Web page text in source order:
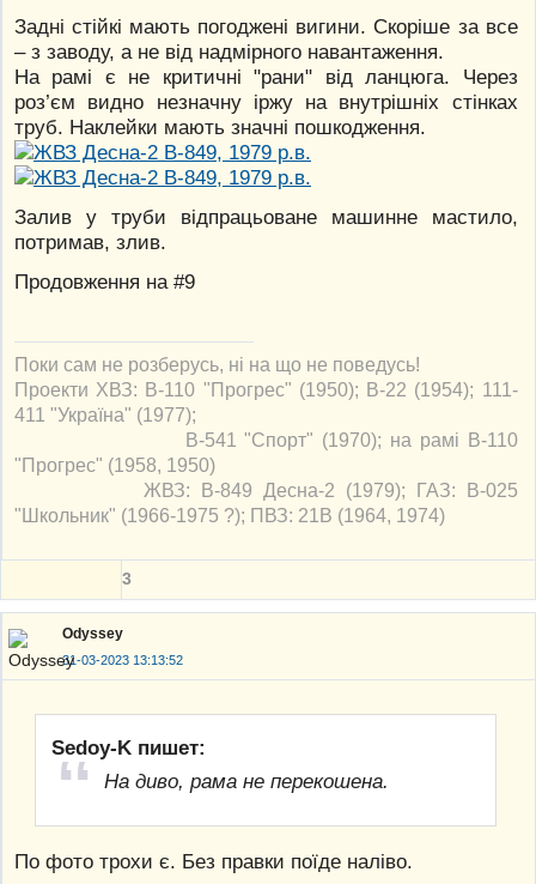
Задні стійкі мають погоджені вигини. Скоріше за все
– з заводу, а не від надмірного навантаження.
На рамі є не критичні "рани" від ланцюга. Через
роз’єм видно незначну іржу на внутрішніх стінках
труб. Наклейки мають значні пошкодження.
Залив у труби відпрацьоване машинне мастило,
потримав, злив.
Продовження на #9
Поки сам не розберусь, ні на що не поведусь!
Проекти ХВЗ: В-110 "Прогрес" (1950); В-22 (1954); 111-
411 "Україна" (1977);
В-541 "Спорт" (1970); на рамі В-110
"Прогрес" (1958, 1950)
ЖВЗ: В-849 Десна-2 (1979); ГАЗ: В-025
"Школьник" (1966-1975 ?); ПВЗ: 21В (1964, 1974)
3
Odyssey
31-03-2023 13:13:52
Sedoy-K пишет:
На диво, рама не перекошена.
По фото трохи є. Без правки поїде наліво.